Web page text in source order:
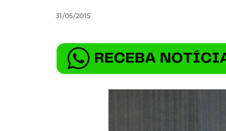
31/05/2015